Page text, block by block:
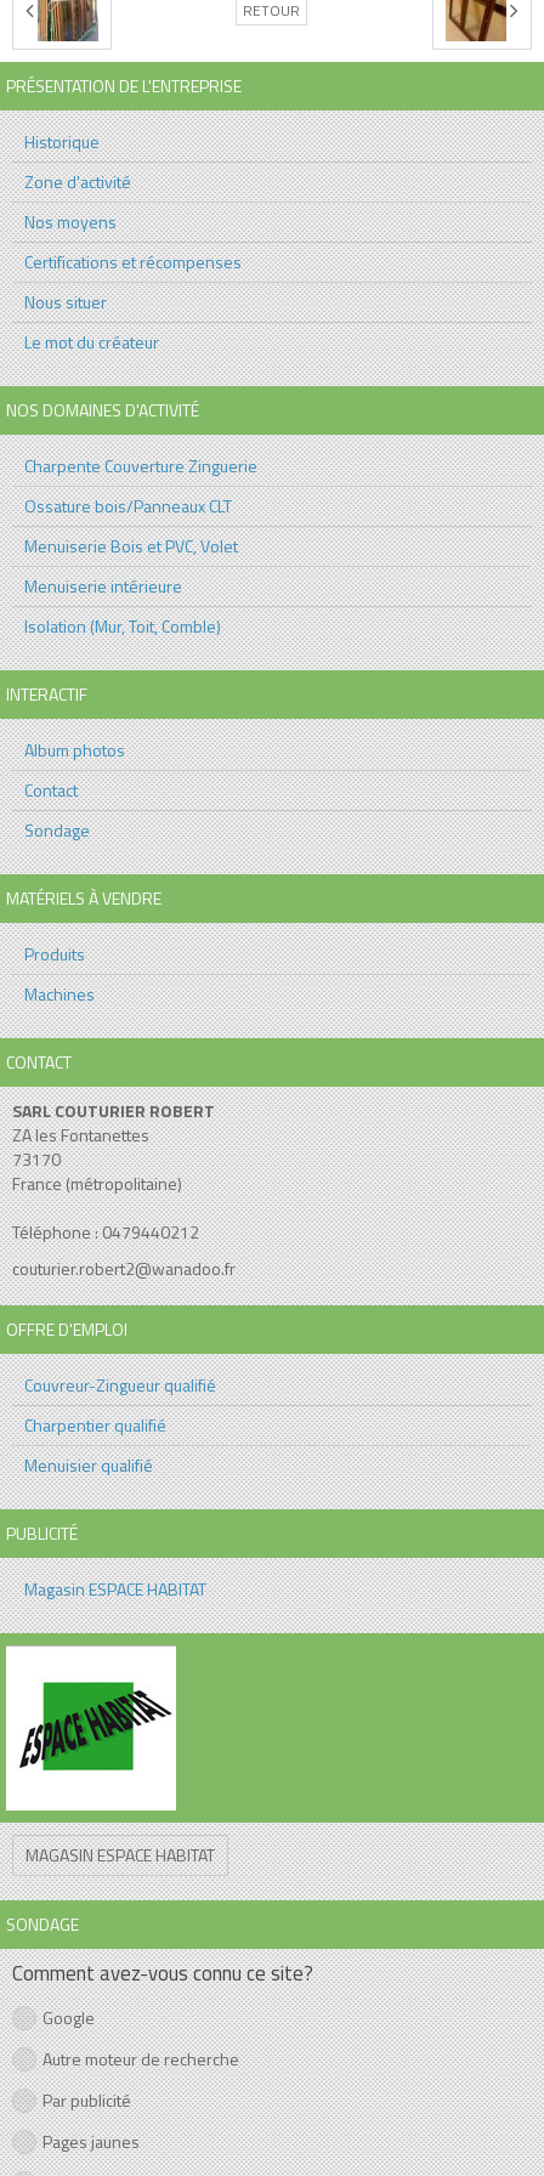
RETOUR
PRÉSENTATION DE L'ENTREPRISE
Historique
Zone d'activité
Nos moyens
Certifications et récompenses
Nous situer
Le mot du créateur
NOS DOMAINES D'ACTIVITÉ
Charpente Couverture Zinguerie
Ossature bois/Panneaux CLT
Menuiserie Bois et PVC, Volet
Menuiserie intérieure
Isolation (Mur, Toit, Comble)
INTERACTIF
Album photos
Contact
Sondage
MATÉRIELS À VENDRE
Produits
Machines
CONTACT
SARL COUTURIER ROBERT
ZA les Fontanettes
73170
France (métropolitaine)
Téléphone : 0479440212
couturier.robert2@wanadoo.fr
OFFRE D'EMPLOI
Couvreur-Zingueur qualifié
Charpentier qualifié
Menuisier qualifié
PUBLICITÉ
Magasin ESPACE HABITAT
MAGASIN ESPACE HABITAT
SONDAGE
Comment avez-vous connu ce site?
Google
Autre moteur de recherche
Par publicité
Pages jaunes